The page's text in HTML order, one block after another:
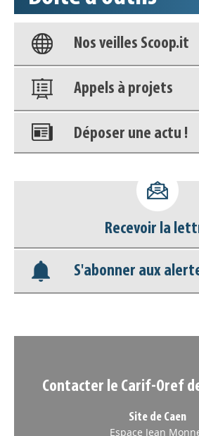
Nos veilles Scoop.it
Appels à projets
Déposer une actu !
déconnecter)
Base documentaire
Nos veilles Scoop.it
Recevoir la
S'abonner aux
Contacter le Carif-Oref
Site de Caen
Espace Jean